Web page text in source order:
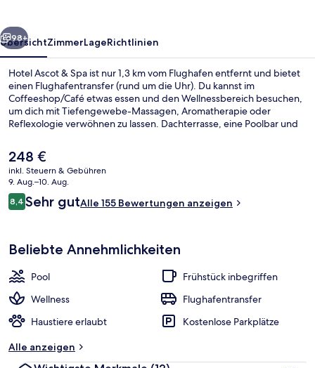
Weiter
98+
ÜbersichtZimmerLageRichtlinien
Hotel Ascot & Spa ist nur 1,3 km vom Flughafen entfernt und bietet
einen Flughafentransfer (rund um die Uhr). Du kannst im
Coffeeshop/Café etwas essen und den Wellnessbereich besuchen,
um dich mit Tiefengewebe-Massagen, Aromatherapie oder
Reflexologie verwöhnen zu lassen. Dachterrasse, eine Poolbar und
Der
aktuelle
Preis
beträgt
248 €.
248 €
inkl. Steuern & Gebühren
9. Aug.–10. Aug.
Bewertungen
8,48,4 von 10.
Sehr gutAlle 155 Bewertungen anzeigen
Beliebte Annehmlichkeiten
Pool
Frühstück inbegriffen
Wellness
Flughafentransfer
Haustiere erlaubt
Kostenlose Parkplätze
Alle anzeigen